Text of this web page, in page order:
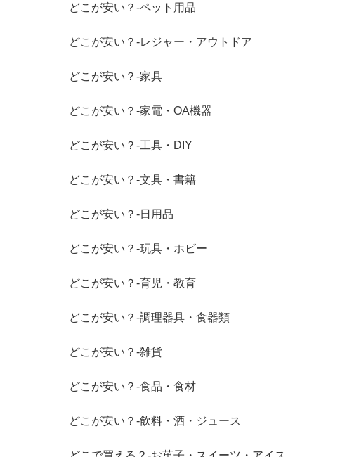
どこが安い？-ペット用品
どこが安い？-レジャー・アウトドア
どこが安い？-家具
どこが安い？-家電・OA機器
どこが安い？-工具・DIY
どこが安い？-文具・書籍
どこが安い？-日用品
どこが安い？-玩具・ホビー
どこが安い？-育児・教育
どこが安い？-調理器具・食器類
どこが安い？-雑貨
どこが安い？-食品・食材
どこが安い？-飲料・酒・ジュース